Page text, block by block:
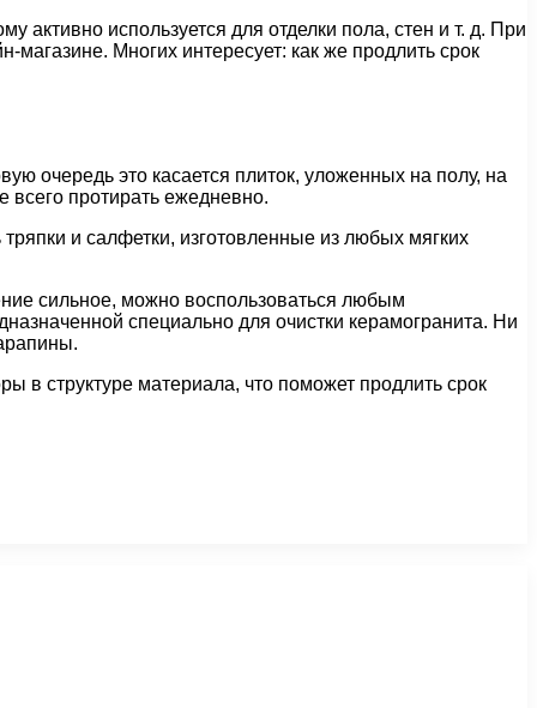
используется для отделки пола, стен и т. д. При
Многих интересует: как же продлить срок
очередь это касается плиток, уложенных на полу, на
всего протирать ежедневно.
и салфетки, изготовленные из любых мягких
сильное, можно воспользоваться любым
специально для очистки керамогранита. Ни
в структуре материала, что поможет продлить срок